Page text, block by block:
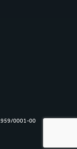
0001-00